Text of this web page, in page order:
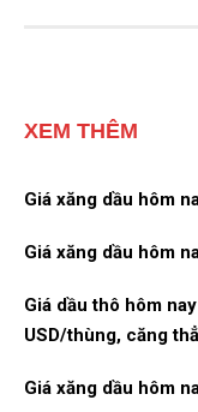
XEM THÊM
Giá xăng dầu hôm
Giá xăng dầu hôm
Giá dầu thô hôm
USD/thùng, căng
Giá xăng dầu hôm